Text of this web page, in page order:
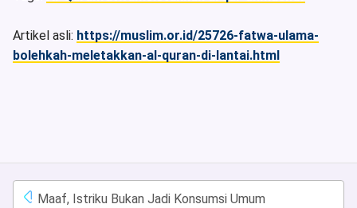
Artikel asli: https://muslim.or.id/25726-fatwa-ulama-
bolehkah-meletakkan-al-quran-di-lantai.html
Maaf, Istriku Bukan Jadi Konsumsi Umum